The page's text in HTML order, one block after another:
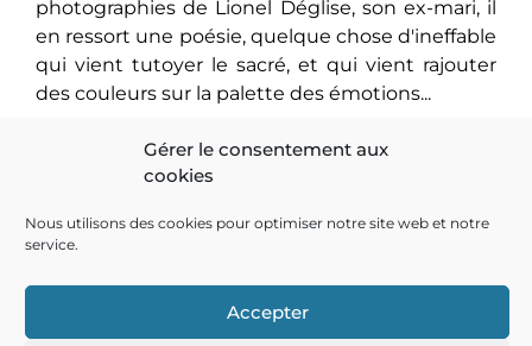
Gérer le consentement aux
cookies
Nous utilisons des cookies pour optimiser notre site web et notre
service.
Accepter
photographies de Lionel Déglise, son ex-mari, il
en ressort une poésie, quelque chose d'ineffable
qui vient tutoyer le sacré, et qui vient rajouter
des couleurs sur la palette des émotions...